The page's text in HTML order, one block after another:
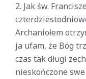
2. Jak św.
Archaniołem
ja ufam, że Bóg
czas tak długi
nieskończone